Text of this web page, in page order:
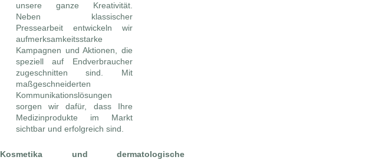
unsere ganze Kreativität.
Neben klassischer
Pressearbeit entwickeln wir
aufmerksamkeitsstarke
Kampagnen und Aktionen, die
speziell auf Endverbraucher
zugeschnitten sind. Mit
maßgeschneiderten
Kommunikationslösungen
sorgen wir dafür, dass Ihre
Medizinprodukte im Markt
sichtbar und erfolgreich sind.
Kosmetika und dermatologische